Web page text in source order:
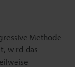
Methode
wird das